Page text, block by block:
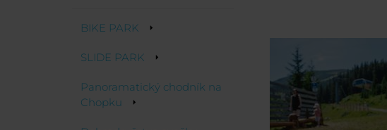
BIKE PARK
SLIDE PARK
Panoramatický chodník na
Chopku